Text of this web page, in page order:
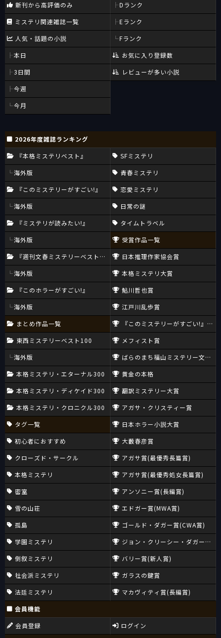
新刊から高評価のみ
ミステリ関連雑誌一覧
人気・話題の小説
本日
3日間
今週
今月
Dランク
Eランク
Fランク
お気に入り登録数
レビューが多い小説
2026年度雑誌ランキング
『本格ミステリベスト』
海外版
『このミステリーがすごい!』
海外版
『ミステリが読みたい!』
海外版
『週刊文春ミステリーベスト10』
海外版
『このホラーがすごい!』
海外版
まとめ作品一覧
東西ミステリーベスト100
海外版
本格ミステリ・エターナル300
本格ミステリ・ディケイド300
本格ミステリ・クロニクル300
タグ一覧
初心者におすすめ
クローズド・サークル
本格ミステリ
密室
雪の山荘
孤島
学園ミステリ
倒叙ミステリ
社会派ミステリ
法廷ミステリ
SFミステリ
青春ミステリ
恋愛ミステリ
日常の謎
タイムトラベル
受賞作品一覧
日本推理作家協会賞
本格ミステリ大賞
鮎川哲也賞
江戸川乱歩賞
『このミステリーがすごい!』大賞
メフィスト賞
ばらのまち福山ミステリー文学新
黄金の本格
翻訳ミステリー大賞
アガサ・クリスティー賞
日本ホラー小説大賞
大藪春彦賞
アガサ賞(最優秀長篇賞)
アガサ賞(最優秀処女長篇賞)
アンソニー賞(長編賞)
エドガー賞(MWA賞)
ゴールド・ダガー賞(CWA賞)
ジョン・クリーシー・ダガー賞
バリー賞(新人賞)
ガラスの鍵賞
マカヴィティ賞(長編賞)
会員機能
会員登録
ログイン